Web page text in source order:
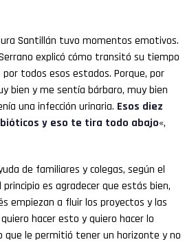
Santillán tuvo momentos emotivos.
explicó cómo transitó su tiempo
por todos esos estados. Porque, por
bien y me sentía bárbaro, muy bien
una infección urinaria. Esos diez
y eso te tira todo abajo«,
de familiares y colegas, según el
es agradecer que estás bien,
empiezan a fluir los proyectos y las
hacer esto y quiero hacer lo
que le permitió tener un horizonte y no